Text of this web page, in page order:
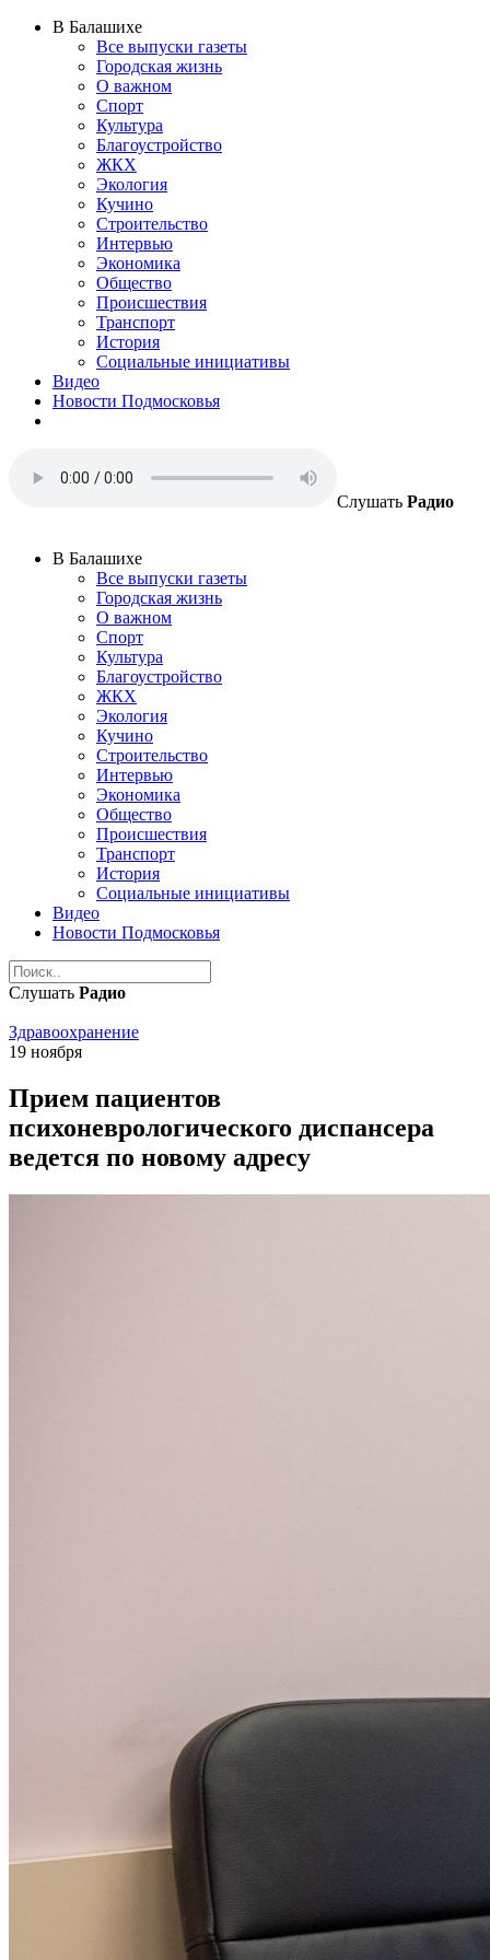
В Балашихе
Все выпуски газеты
Городская жизнь
О важном
Спорт
Культура
Благоустройство
ЖКХ
Экология
Кучино
Строительство
Интервью
Экономика
Общество
Происшествия
Транспорт
История
Социальные инициативы
Видео
Новости Подмосковья
Слушать Радио
В Балашихе
Все выпуски газеты
Городская жизнь
О важном
Спорт
Культура
Благоустройство
ЖКХ
Экология
Кучино
Строительство
Интервью
Экономика
Общество
Происшествия
Транспорт
История
Социальные инициативы
Видео
Новости Подмосковья
Слушать Радио
Здравоохранение
19 ноября
Прием пациентов
психоневрологического диспансера
ведется по новому адресу